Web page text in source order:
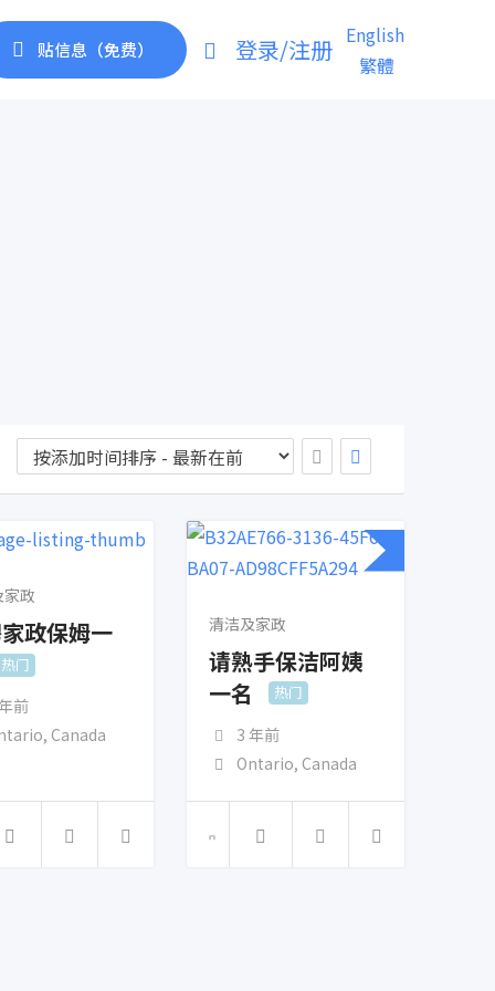
贴信息（免费） 登录/注册 English
繁體
政
政保姆一
热门
前
, Canada
清洁及家政
请熟手保洁阿姨
一名
热门
3 年前
Ontario, Canada